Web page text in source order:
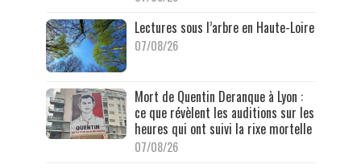
Lectures sous l’arbre en Haute-Loire
07/08/26
Mort de Quentin Deranque à Lyon :
ce que révèlent les auditions sur les
heures qui ont suivi la rixe mortelle
07/08/26